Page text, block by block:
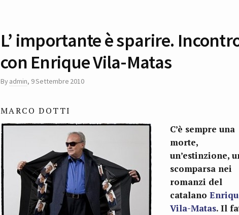
L’ importante è sparire.
con Enrique Vila-Matas
Byadmin, 9 Settembre 2010
MARCO DOTTI
C’è sempre una
morte,
un’estinzione,
scomparsa nei
romanzi del
catalano
Vila-Matas. Il